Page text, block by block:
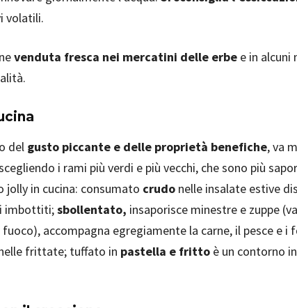
volatili.
venduta fresca nei mercatini delle erbe e in alcuni
del gusto piccante e delle proprietà benefiche, va
i rami più verdi e più vecchi, che sono più
jolly in cucina: consumato crudo nelle insalate estive
imbottiti;sbollentato, insaporisce minestre e zuppe
accompagna egregiamente la carne, il pesce e i
frittate; tuffato in pastella e fritto è un contorno